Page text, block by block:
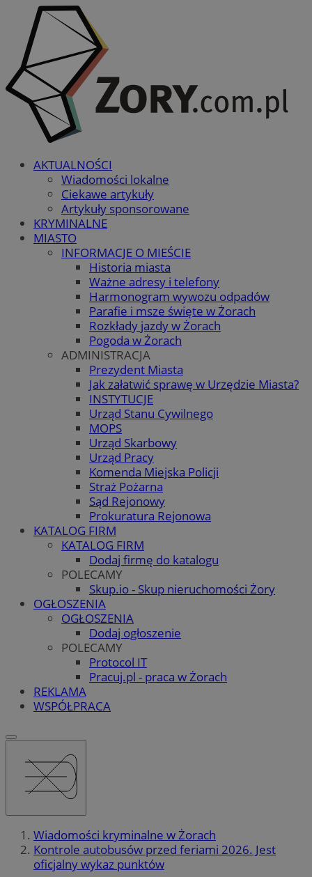
AKTUALNOŚCI
Wiadomości lokalne
Ciekawe artykuły
Artykuły sponsorowane
KRYMINALNE
MIASTO
INFORMACJE O MIEŚCIE
Historia miasta
Ważne adresy i telefony
Harmonogram wywozu odpadów
Parafie i msze święte w Żorach
Rozkłady jazdy w Żorach
Pogoda w Żorach
ADMINISTRACJA
Prezydent Miasta
Jak załatwić sprawę w Urzędzie Miasta?
INSTYTUCJE
Urząd Stanu Cywilnego
MOPS
Urząd Skarbowy
Urząd Pracy
Komenda Miejska Policji
Straż Pożarna
Sąd Rejonowy
Prokuratura Rejonowa
KATALOG FIRM
KATALOG FIRM
Dodaj firmę do katalogu
POLECAMY
Skup.io - Skup nieruchomości Żory
OGŁOSZENIA
OGŁOSZENIA
Dodaj ogłoszenie
POLECAMY
Protocol IT
Pracuj.pl - praca w Żorach
REKLAMA
WSPÓŁPRACA
Wiadomości kryminalne w Żorach
Kontrole autobusów przed feriami 2026. Jest
oficjalny wykaz punktów